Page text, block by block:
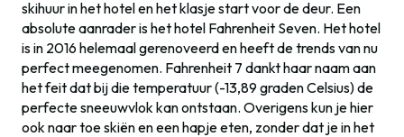
skihuur in het hotel en het klasje start voor de deur. Een
absolute aanrader is het hotel Fahrenheit Seven. Het hotel
is in 2016 helemaal gerenoveerd en heeft de trends van nu
perfect meegenomen. Fahrenheit 7 dankt haar naam aan
het feit dat bij die temperatuur (-13,89 graden Celsius) de
perfecte sneeuwvlok kan ontstaan. Overigens kun je hier
ook naar toe skiën en een hapje eten, zonder dat je in het